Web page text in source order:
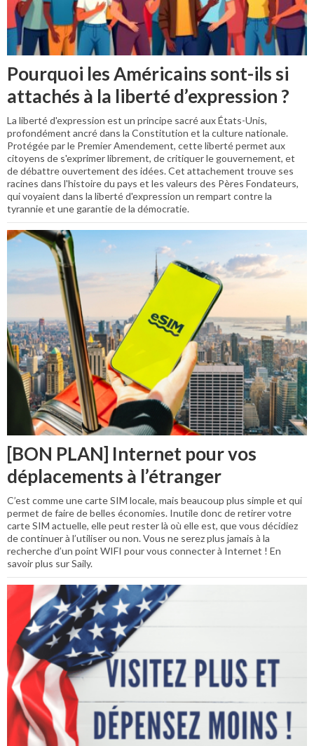
Pourquoi les Américains sont-ils si
attachés à la liberté d’expression ?
La liberté d'expression est un principe sacré aux États-Unis,
profondément ancré dans la Constitution et la culture nationale.
Protégée par le Premier Amendement, cette liberté permet aux
citoyens de s'exprimer librement, de critiquer le gouvernement, et
de débattre ouvertement des idées. Cet attachement trouve ses
racines dans l'histoire du pays et les valeurs des Pères Fondateurs,
qui voyaient dans la liberté d'expression un rempart contre la
tyrannie et une garantie de la démocratie.
[BON PLAN] Internet pour vos
déplacements à l’étranger
C’est comme une carte SIM locale, mais beaucoup plus simple et qui
permet de faire de belles économies. Inutile donc de retirer votre
carte SIM actuelle, elle peut rester là où elle est, que vous décidiez
de continuer à l’utiliser ou non. Vous ne serez plus jamais à la
recherche d’un point WIFI pour vous connecter à Internet ! En
savoir plus sur Saily.